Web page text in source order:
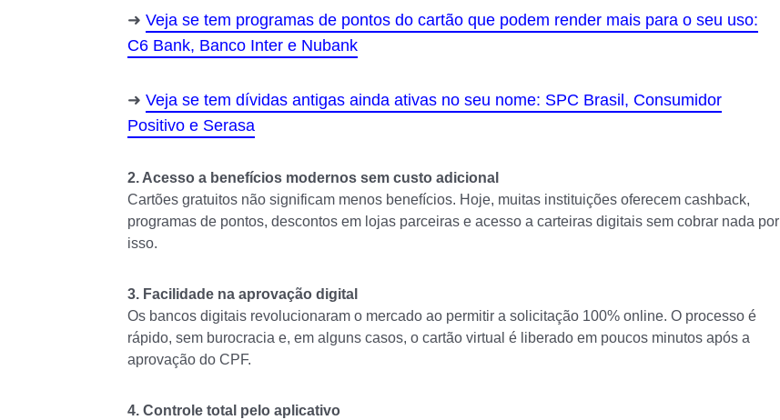
Veja se tem programas de pontos do cartão que podem render mais para o seu uso:
C6 Bank, Banco Inter e Nubank
Veja se tem dívidas antigas ainda ativas no seu nome: SPC Brasil, Consumidor
Positivo e Serasa
2. Acesso a benefícios modernos sem custo adicional
Cartões gratuitos não significam menos benefícios. Hoje, muitas instituições oferecem cashback,
programas de pontos, descontos em lojas parceiras e acesso a carteiras digitais sem cobrar nada por
isso.
3. Facilidade na aprovação digital
Os bancos digitais revolucionaram o mercado ao permitir a solicitação 100% online. O processo é
rápido, sem burocracia e, em alguns casos, o cartão virtual é liberado em poucos minutos após a
aprovação do CPF.
4. Controle total pelo aplicativo